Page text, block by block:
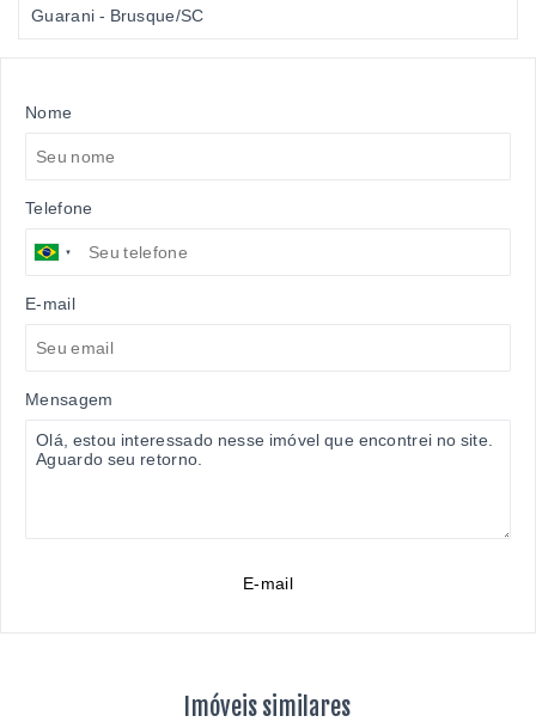
Guarani - Brusque/SC
Nome
Telefone
E-mail
Mensagem
E-mail
Imóveis similares